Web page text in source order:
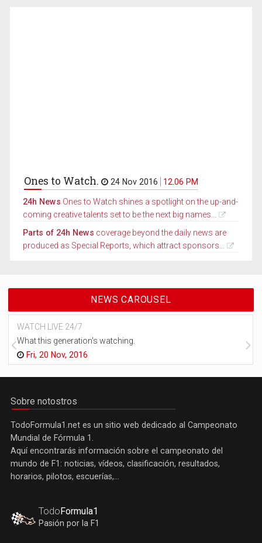
Ones to Watch. 24 Nov 2016 12.06 PM
24h News Ones to Watch shines a spotlight on the up-and-
coming creative talents set to be the next big names...
Parts of 24h News coverage beyond the daily news are
produced as Special Reports, which attract sponsors...
NEWS CAROUSEL
WATCH LIVE 24/7
What this generation's watching.
Fri, 20 Nov, 2016
Sobre notostros
TodoFormula1.net es un sitio web dedicado al Campeonato
Mundial de Fórmula 1.
Aquí encontrarás información sobre el campeonato del
mundo de F1: noticias, vídeos, clasificación, resultados,
horarios, pilotos, escuerías,...
Todo Formula1
Pasión por la F1